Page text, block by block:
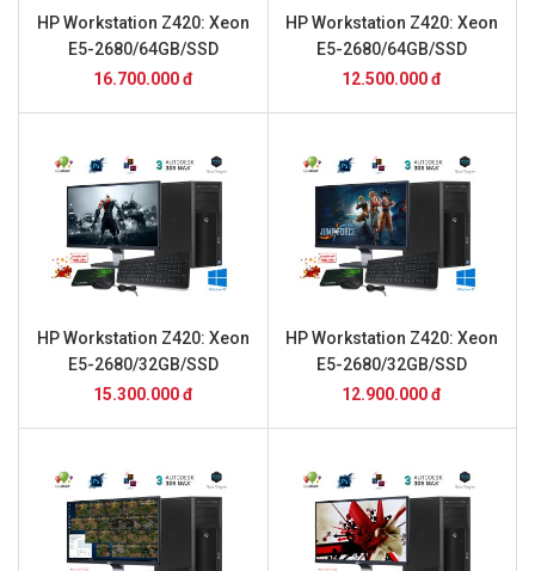
HP Workstation Z420: Xeon
E5-2680/64GB/SSD
240GB/GTX1050Ti/24inch
16.700.000 đ
HP Workstation Z420: Xeon
E5-2680/64GB/SSD
240GB/24inch
12.500.000 đ
HP Workstation Z420: Xeon
E5-2680/32GB/SSD
240GB/K4200/24inch
15.300.000 đ
HP Workstation Z420: Xeon
E5-2680/32GB/SSD
240GB/K2000/24inch
12.900.000 đ